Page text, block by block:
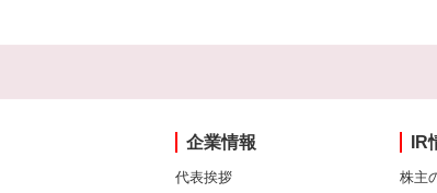
企業情報
代表挨拶
IR
株主